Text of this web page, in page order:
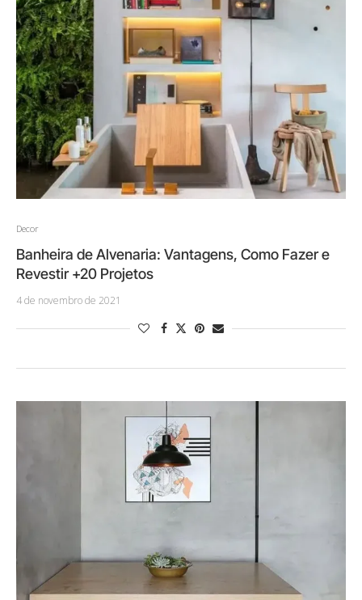
Decor
Banheira de Alvenaria: Vantagens, Como Fazer e
Revestir +20 Projetos
4 de novembro de 2021